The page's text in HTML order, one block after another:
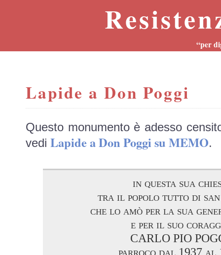
“per
Lapide a Don Poggi
Questo monumento è adesso
vedi Lapide a Don Poggi su MEMO.
in questa sua
tra il popolo tutto di san
che lo amò per la sua
e per il suo
CARLO PIO
parroco dal 1937 al